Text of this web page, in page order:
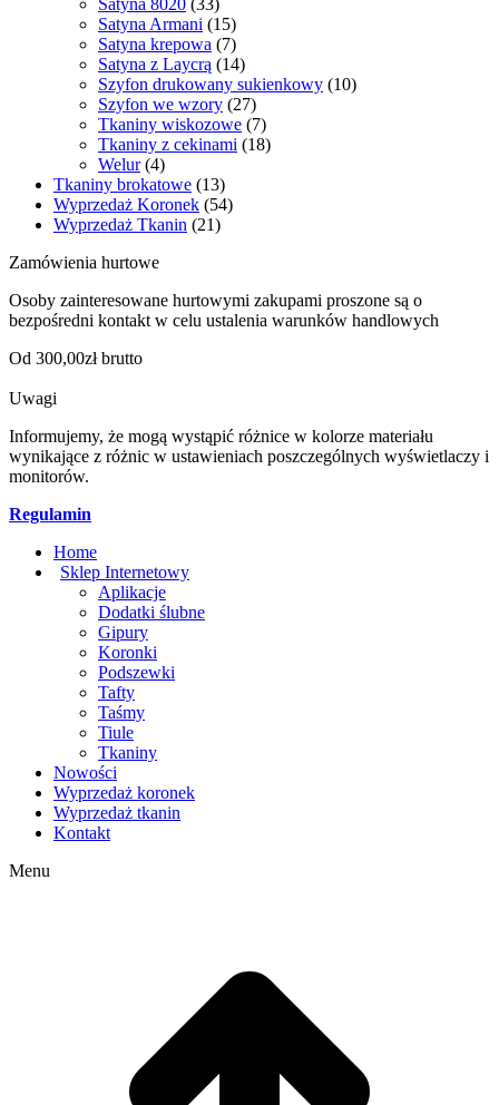
Satyna 8020 (33)
Satyna Armani (15)
Satyna krepowa (7)
Satyna z Laycrą (14)
Szyfon drukowany sukienkowy (10)
Szyfon we wzory (27)
Tkaniny wiskozowe (7)
Tkaniny z cekinami (18)
Welur (4)
Tkaniny brokatowe (13)
Wyprzedaż Koronek (54)
Wyprzedaż Tkanin (21)
Zamówienia hurtowe
Osoby zainteresowane hurtowymi zakupami proszone są o
bezpośredni kontakt w celu ustalenia warunków handlowych
Od 300,00zł brutto
Uwagi
Informujemy, że mogą wystąpić różnice w kolorze materiału
wynikające z różnic w ustawieniach poszczególnych wyświetlaczy i
monitorów.
Regulamin
Home
Sklep Internetowy
Aplikacje
Dodatki ślubne
Gipury
Koronki
Podszewki
Tafty
Taśmy
Tiule
Tkaniny
Nowości
Wyprzedaż koronek
Wyprzedaż tkanin
Kontakt
Menu